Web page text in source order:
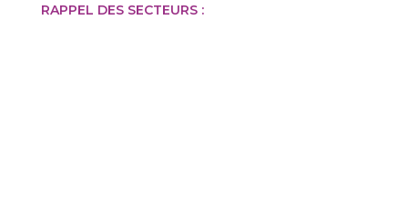
RAPPEL DES SECTEURS :